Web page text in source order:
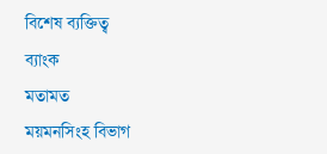
বিশেষ ব্যক্তিত্ব
ব্যাংক
মতামত
ময়মনসিংহ বিভাগ